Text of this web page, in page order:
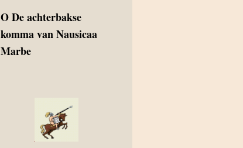
ODe achterbakse
komma van Nausicaa
Marbe